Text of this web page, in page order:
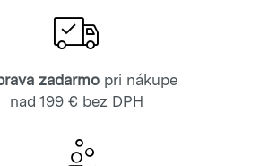
zadarmopri nákupe
nad 199 € bez DPH